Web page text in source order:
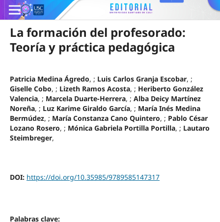
La formación del profesorado:
Teoría y práctica pedagógica
Patricia Medina Ágredo, ; Luis Carlos Granja Escobar, ;
Giselle Cobo, ; Lizeth Ramos Acosta, ; Heriberto González
Valencia, ; Marcela Duarte-Herrera, ; Alba Deicy Martínez
Noreña, ; Luz Karime Giraldo García, ; María Inés Medina
Bermúdez, ; María Constanza Cano Quintero, ; Pablo César
Lozano Rosero, ; Mónica Gabriela Portilla Portilla, ; Lautaro
Steimbreger,
DOI: https://doi.org/10.35985/9789585147317
Palabras clave: